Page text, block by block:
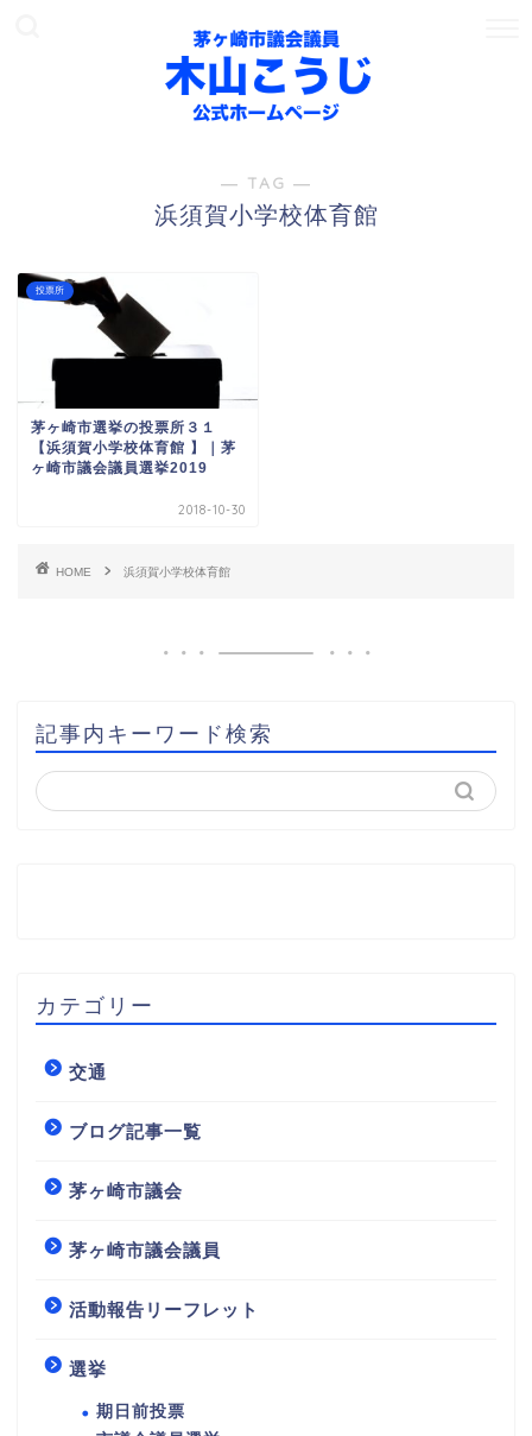
― TAG ―
浜須賀小学校体育館
投票所
茅ヶ崎市選挙の投票所３１
【浜須賀小学校体育館 】｜茅
ヶ崎市議会議員選挙2019
2018-10-30
HOME 浜須賀小学校体育館
記事内キーワード検索
カテゴリー
交通
ブログ記事一覧
茅ヶ崎市議会
茅ヶ崎市議会議員
活動報告リーフレット
選挙
期日前投票